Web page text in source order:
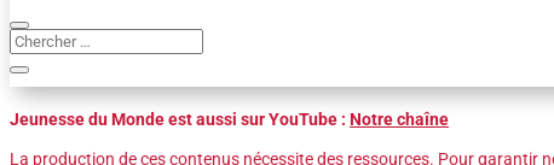
Jeunesse du Monde est aussi sur YouTube : Notre chaîne
La production de ces contenus nécessite des ressources. Pour